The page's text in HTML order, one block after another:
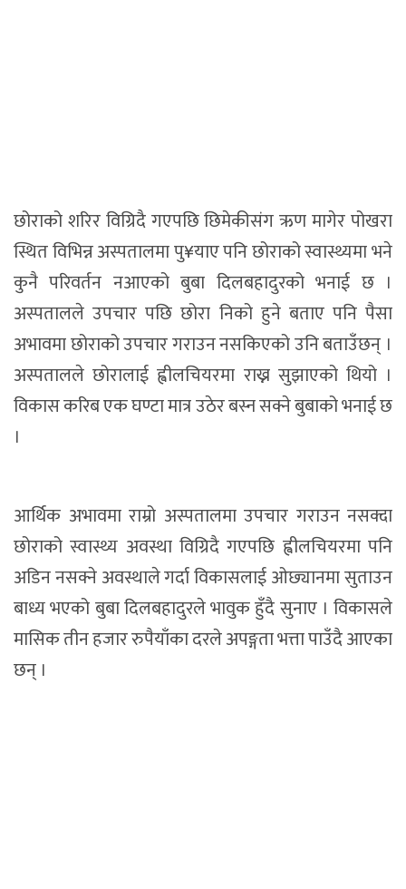
छोराको शरिर विग्रिदै गएपछि छिमेकीसंग ऋण मागेर पोखरा
स्थित विभिन्न अस्पतालमा पु¥याए पनि छोराको स्वास्थ्यमा भने
कुनै परिवर्तन नआएको बुबा दिलबहादुरको भनाई छ ।
अस्पतालले उपचार पछि छोरा निको हुने बताए पनि पैसा
अभावमा छोराको उपचार गराउन नसकिएको उनि बताउँछन् ।
अस्पतालले छोरालाई ह्वीलचियरमा राख्न सुझाएको थियो ।
विकास करिब एक घण्टा मात्र उठेर बस्न सक्ने बुबाको भनाई छ
।
आर्थिक अभावमा राम्रो अस्पतालमा उपचार गराउन नसक्दा
छोराको स्वास्थ्य अवस्था विग्रिदै गएपछि ह्वीलचियरमा पनि
अडिन नसक्ने अवस्थाले गर्दा विकासलाई ओछ्यानमा सुताउन
बाध्य भएको बुबा दिलबहादुरले भावुक हुँदै सुनाए । विकासले
मासिक तीन हजार रुपैयाँका दरले अपङ्गता भत्ता पाउँदै आएका
छन् ।